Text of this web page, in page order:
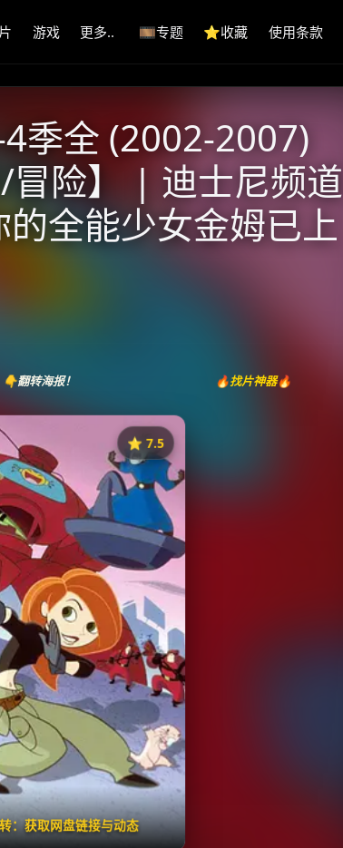
游戏 更多.. 🎞️专题 ⭐️收藏 使用条款
季全 (2002-2007)
险】 | 迪士尼频道
全能少女金姆已上
👇翻转海报！ 🔥找片神器🔥
⭐️ 7.5
：获取网盘链接与动态
《麻辣女孩》
：7.5 | 🎬 2002年
✅ 已完结
夸克网盘
失效请反馈
🧧️